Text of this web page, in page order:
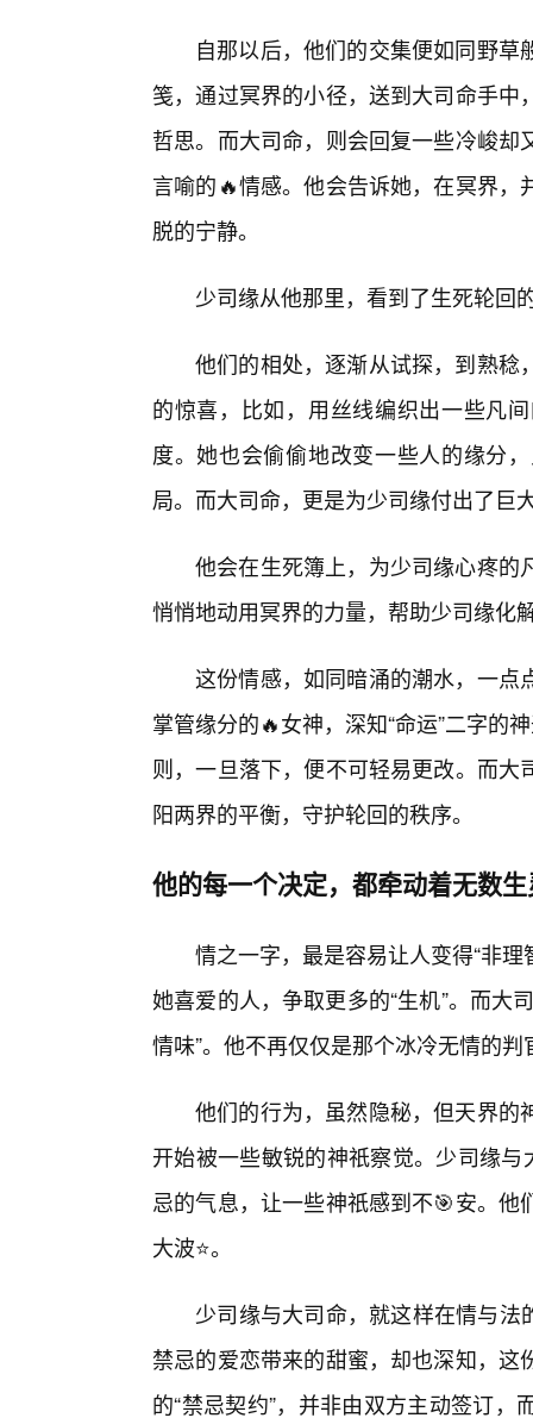
自那以后，他们的交集便如同野
笺，通过冥界的小径，送到大司命手
哲思。而大司命，则会回复一些冷峻
言喻的🔥情感。他会告诉她，在冥界
脱的宁静。
少司缘从他那里，看到了生死轮回
他们的相处，逐渐从试探，到熟稔
的惊喜，比如，用丝线编织出一些凡
度。她也会偷偷地改变一些人的缘分
局。而大司命，更是为少司缘付出了巨
他会在生死簿上，为少司缘心疼的
悄悄地动用冥界的力量，帮助少司缘化
这份情感，如同暗涌的潮水，一点
掌管缘分的🔥女神，深知“命运”二字的
则，一旦落下，便不可轻易更改。而
阳两界的平衡，守护轮回的秩序。
他的每一个决定，都牵动着无数
情之一字，最是容易让人变得“非
她喜爱的人，争取更多的“生机”。而大
情味”。他不再仅仅是那个冰冷无情的
他们的行为，虽然隐秘，但天界的
开始被一些敏锐的神祇察觉。少司缘
忌的气息，让一些神祇感到不🎯安。
大波⭐。
少司缘与大司命，就这样在情与
禁忌的爱恋带来的甜蜜，却也深知，
的“禁忌契约”，并非由双方主动签订